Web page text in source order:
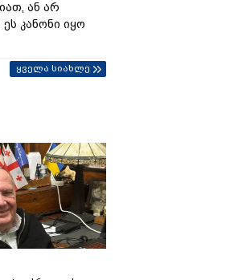
ან არ
კანონი იყო
ყველა სიახლე